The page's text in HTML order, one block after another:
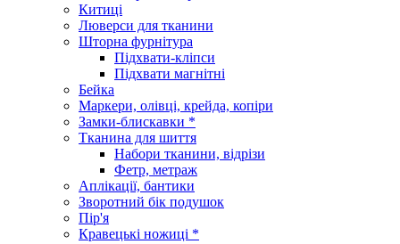
Китиці
Люверси для тканини
Шторна фурнітура
Підхвати-кліпси
Підхвати магнітні
Бейка
Маркери, олівці, крейда, копіри
Замки-блискавки *
Тканина для шиття
Набори тканини, відрізи
Фетр, метраж
Аплікації, бантики
Зворотний бік подушок
Пір'я
Кравецькі ножиці *